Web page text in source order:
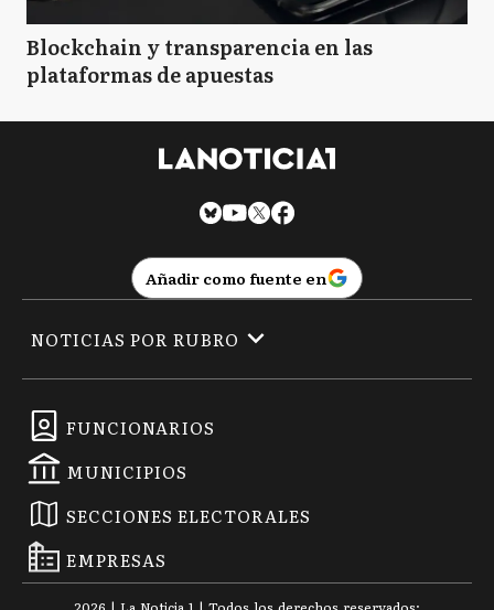
Blockchain y transparencia en las
plataformas de apuestas
Añadir como fuente en
FUNCIONARIOS
MUNICIPIOS
SECCIONES ELECTORALES
EMPRESAS
NOTICIAS POR RUBRO